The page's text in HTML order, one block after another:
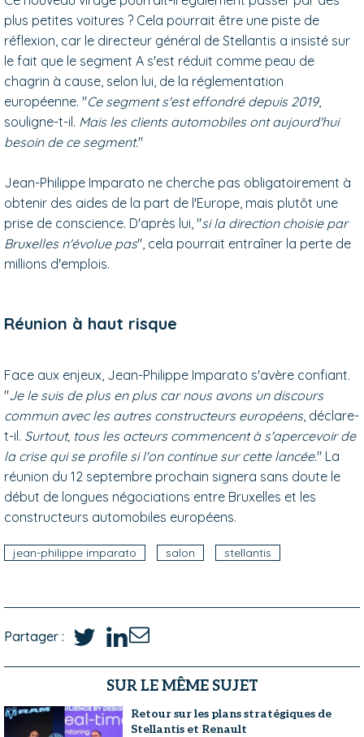
plus petites voitures ? Cela pourrait être une piste de
réflexion, car le directeur général de Stellantis a insisté sur
le fait que le segment A s'est réduit comme peau de
chagrin à cause, selon lui, de la réglementation
européenne. "Ce segment s'est effondré depuis 2019,
souligne-t-il. Mais les clients automobiles ont aujourd'hui
besoin de ce segment."
Jean-Philippe Imparato ne cherche pas obligatoirement à
obtenir des aides de la part de l'Europe, mais plutôt une
prise de conscience. D'après lui, "si la direction choisie par
Bruxelles n'évolue pas", cela pourrait entraîner la perte de
millions d'emplois.
Réunion à haut risque
Face aux enjeux, Jean-Philippe Imparato s'avère confiant.
"Je le suis de plus en plus car nous avons un discours
commun avec les autres constructeurs européens, déclare-
t-il. Surtout, tous les acteurs commencent à s'apercevoir de
la crise qui se profile si l'on continue sur cette lancée." La
réunion du 12 septembre prochain signera sans doute le
début de longues négociations entre Bruxelles et les
constructeurs automobiles européens.
jean-philippe imparato salon stellantis
Partager :
SUR LE MÊME SUJET
Retour sur les plans stratégiques de
Stellantis et Renault